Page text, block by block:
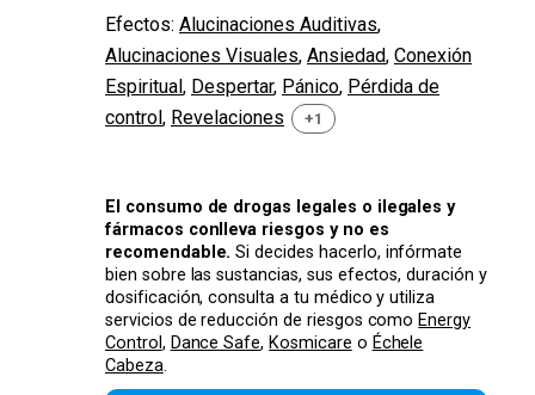
Efectos: Alucinaciones Auditivas,
Alucinaciones Visuales, Ansiedad, Conexión
Espiritual, Despertar, Pánico, Pérdida de
control, Revelaciones +1
El consumo de drogas legales o ilegales y
fármacos conlleva riesgos y no es
recomendable. Si decides hacerlo, infórmate
bien sobre las sustancias, sus efectos, duración y
dosificación, consulta a tu médico y utiliza
servicios de reducción de riesgos como Energy
Control , Dance Safe, Kosmicare o Échele
Cabeza.